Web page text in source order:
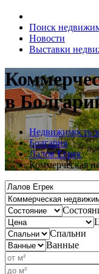
Поиск
Новости
Выставки
в
Недвижимость
Болгария
Лалов Егрек
Коммерческая
Спальни
Ванные